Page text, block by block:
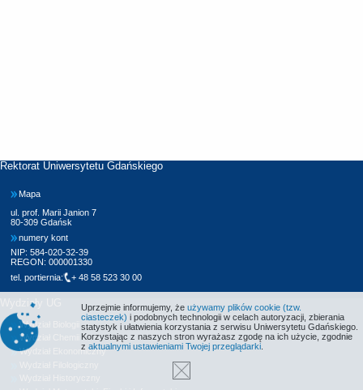
Rektorat Uniwersytetu Gdańskiego
Mapa
ul. prof. Marii Janion 7
80-309 Gdańsk
numery kont
NIP: 584-020-32-39
REGON: 000001330
tel. portiernia:
+ 48 58 523 30 00
Wydziały UG
Wydział Biologii
Wydział Chemii
Wydział Ekonomiczny
Uprzejmie informujemy, że używamy plików cookie (tzw.
ciasteczek) i podobnych technologii w celach autoryzacji, zbierania
statystyk i ułatwienia korzystania z serwisu Uniwersytetu Gdańskiego.
Korzystając z naszych stron wyrażasz zgodę na ich użycie, zgodnie
z aktualnymi ustawieniami Twojej przeglądarki